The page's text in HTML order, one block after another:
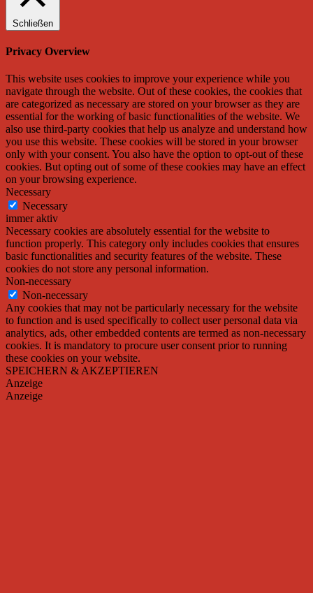
Schließen
Privacy Overview
This website uses cookies to improve your experience while you
navigate through the website. Out of these cookies, the cookies that
are categorized as necessary are stored on your browser as they are
essential for the working of basic functionalities of the website. We
also use third-party cookies that help us analyze and understand how
you use this website. These cookies will be stored in your browser
only with your consent. You also have the option to opt-out of these
cookies. But opting out of some of these cookies may have an effect
on your browsing experience.
Necessary
Necessary
immer aktiv
Necessary cookies are absolutely essential for the website to
function properly. This category only includes cookies that ensures
basic functionalities and security features of the website. These
cookies do not store any personal information.
Non-necessary
Non-necessary
Any cookies that may not be particularly necessary for the website
to function and is used specifically to collect user personal data via
analytics, ads, other embedded contents are termed as non-necessary
cookies. It is mandatory to procure user consent prior to running
these cookies on your website.
SPEICHERN & AKZEPTIEREN
Anzeige
Anzeige